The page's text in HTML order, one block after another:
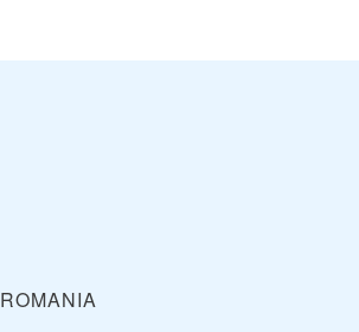
ROMANIA